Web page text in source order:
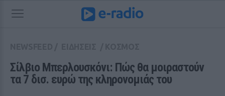
Σίλβιο Μπερλουσκόνι: Πώς θα μοιραστούν
τα 7 δισ. ευρώ της κληρονομιάς του